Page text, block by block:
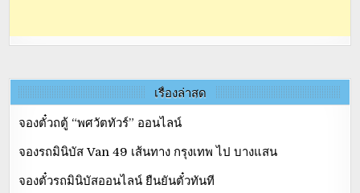
เรื่องล่าสุด
จองตั๋วถตู้ “พศวัตทัวร์” ออนไลน์
จองรถมินิบัส Van 49 เส้นทาง กรุงเทพ ไป บางแสน
จองตั๋วรถมินิบัสออนไลน์ ยืนยันตั๋วทันที